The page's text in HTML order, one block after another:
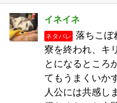
イネイネ
ネタバレ
落ちこぼ
寮を終われ、キ
とになるところ
てもうまくいか
人公には共感し